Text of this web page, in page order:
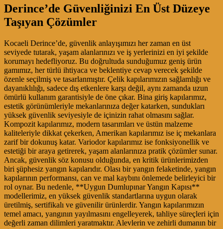
Derince’de Güvenliğinizi En Üst Düzeye
Taşıyan Çözümler
Kocaeli Derince’de, güvenlik anlayışımızı her zaman en üst
seviyede tutarak, yaşam alanlarınızı ve iş yerlerinizi en iyi şekilde
korumayı hedefliyoruz. Bu doğrultuda sunduğumuz geniş ürün
gamımız, her türlü ihtiyaca ve beklentiye cevap verecek şekilde
özenle seçilmiş ve tasarlanmıştır. Çelik kapılarımızın sağlamlığı ve
dayanıklılığı, sadece dış etkenlere karşı değil, aynı zamanda uzun
ömürlü kullanım garantisiyle de öne çıkar. Bina giriş kapılarımız,
estetik görünümleriyle mekanlarınıza değer katarken, sundukları
yüksek güvenlik seviyesiyle de içinizin rahat olmasını sağlar.
Kompozit kapılarımız, modern tasarımları ve üstün malzeme
kaliteleriyle dikkat çekerken, Amerikan kapılarımız ise iç mekanlara
zarif bir dokunuş katar. Variodor kapılarımız ise fonksiyonellik ve
estetiği bir araya getirerek, yaşam alanlarınıza pratik çözümler sunar.
Ancak, güvenlik söz konusu olduğunda, en kritik ürünlerimizden
biri şüphesiz yangın kapılarıdır. Olası bir yangın felaketinde, yangın
kapılarının performansı, can ve mal kaybını önlemede belirleyici bir
rol oynar. Bu nedenle, **Uygun Dumlupınar Yangın Kapısı**
modellerimiz, en yüksek güvenlik standartlarına uygun olarak
üretilmiş, sertifikalı ve güvenilir ürünlerdir. Yangın kapılarımızın
temel amacı, yangının yayılmasını engelleyerek, tahliye süreçleri için
değerli zaman dilimleri yaratmaktır. Alevlerin ve zehirli dumanın bir